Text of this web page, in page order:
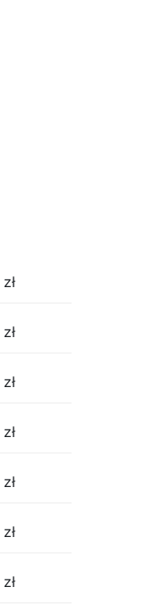
zł
zł
zł
zł
zł
zł
zł